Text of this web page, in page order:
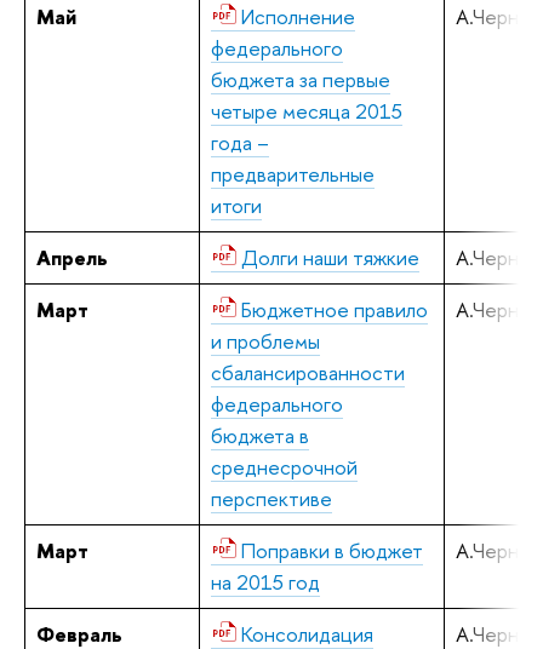
Май
Исполнение
федерального
бюджета за первые
четыре месяца 2015
года –
предварительные
итоги
Апрель Долги наши тяжкие
Март
Бюджетное правило
и проблемы
сбалансированности
федерального
бюджета в
среднесрочной
перспективе
Март
Поправки в бюджет
на 2015 год
Февраль
Консолидация